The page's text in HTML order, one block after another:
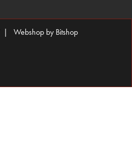
| Webshop by Bitshop